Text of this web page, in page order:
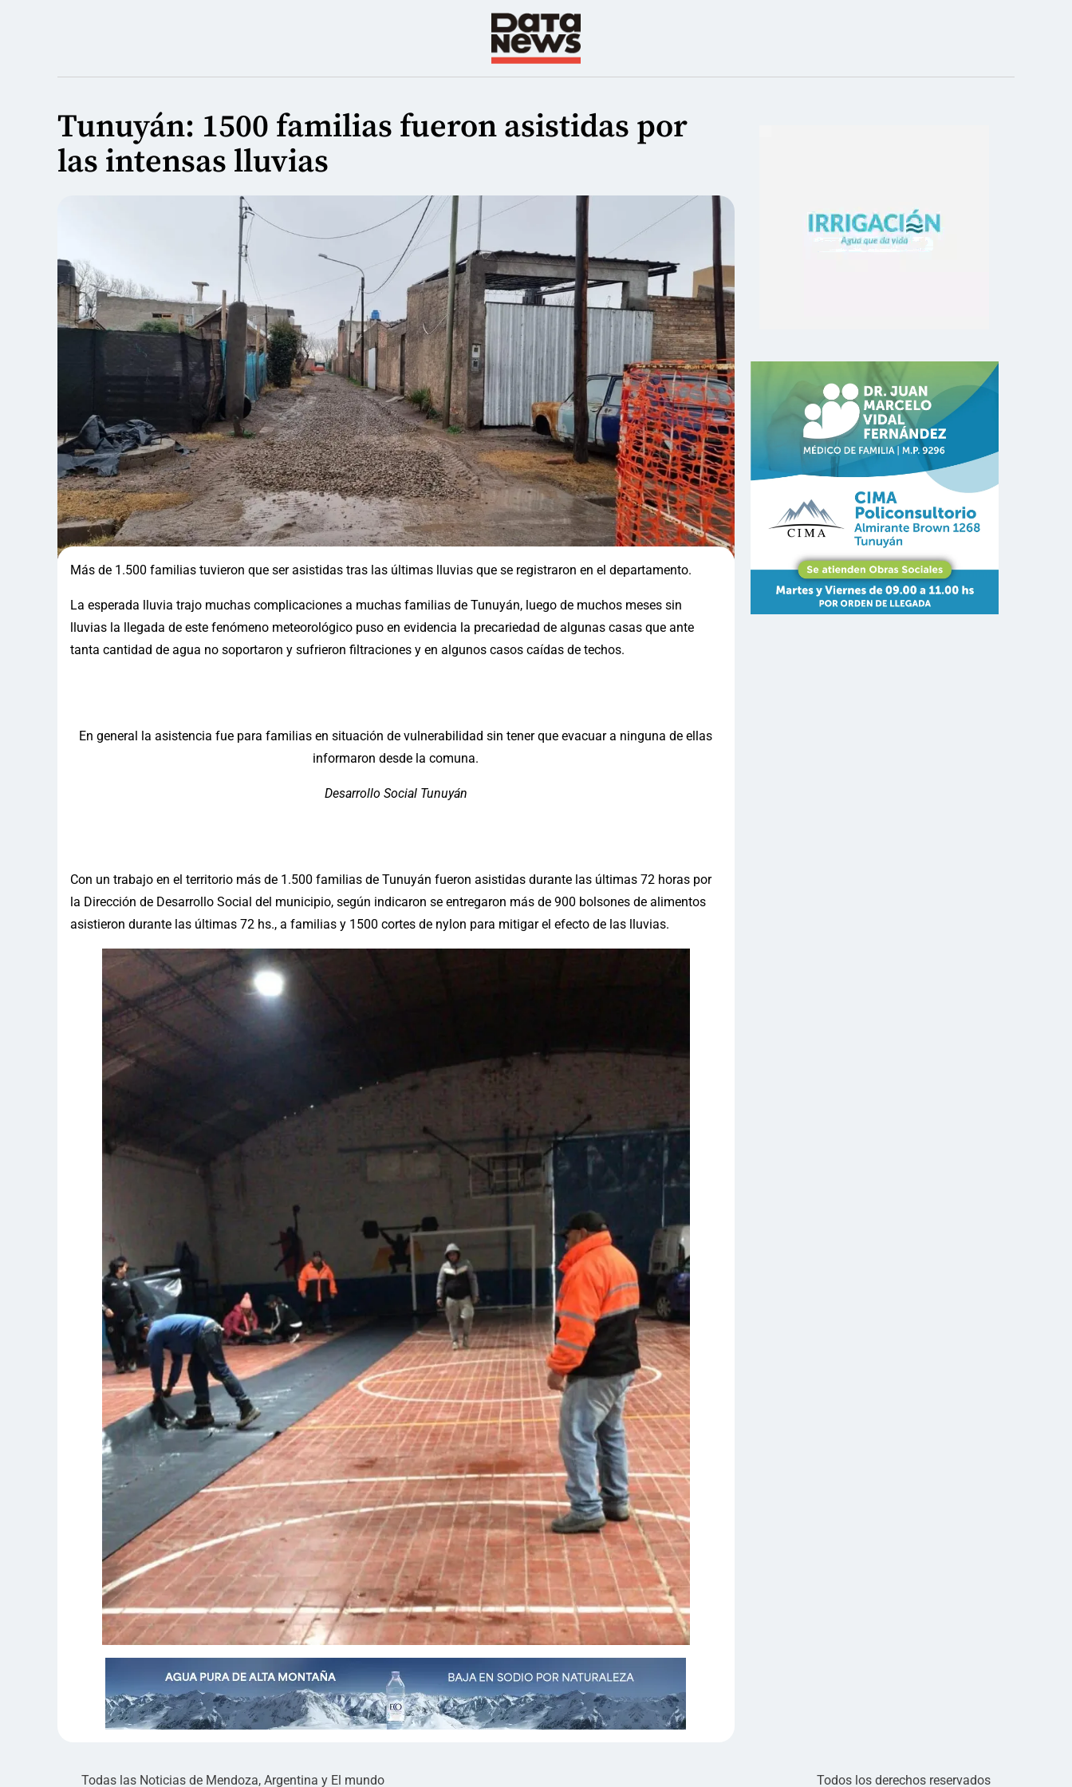
Tunuyán: 1500 familias fueron asistidas por
las intensas lluvias
Más de 1.500 familias tuvieron que ser asistidas tras las últimas lluvias que se registraron en el departamento.
La esperada lluvia trajo muchas complicaciones a muchas familias de Tunuyán, luego de muchos meses sin
lluvias la llegada de este fenómeno meteorológico puso en evidencia la precariedad de algunas casas que ante
tanta cantidad de agua no soportaron y sufrieron filtraciones y en algunos casos caídas de techos.
En general la asistencia fue para familias en situación de vulnerabilidad sin tener que evacuar a ninguna de ellas
informaron desde la comuna.
Desarrollo Social Tunuyán
Con un trabajo en el territorio más de 1.500 familias de Tunuyán fueron asistidas durante las últimas 72 horas por
la Dirección de Desarrollo Social del municipio, según indicaron se entregaron más de 900 bolsones de alimentos
asistieron durante las últimas 72 hs., a familias y 1500 cortes de nylon para mitigar el efecto de las lluvias.
Todas las Noticias de Mendoza, Argentina y El mundo Todos los derechos reservados